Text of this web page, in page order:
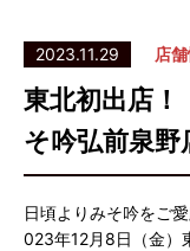
2023.11.29 店
東北初出店
そ吟弘前泉野
日頃よりみそ吟をご
023年12月8日（金）